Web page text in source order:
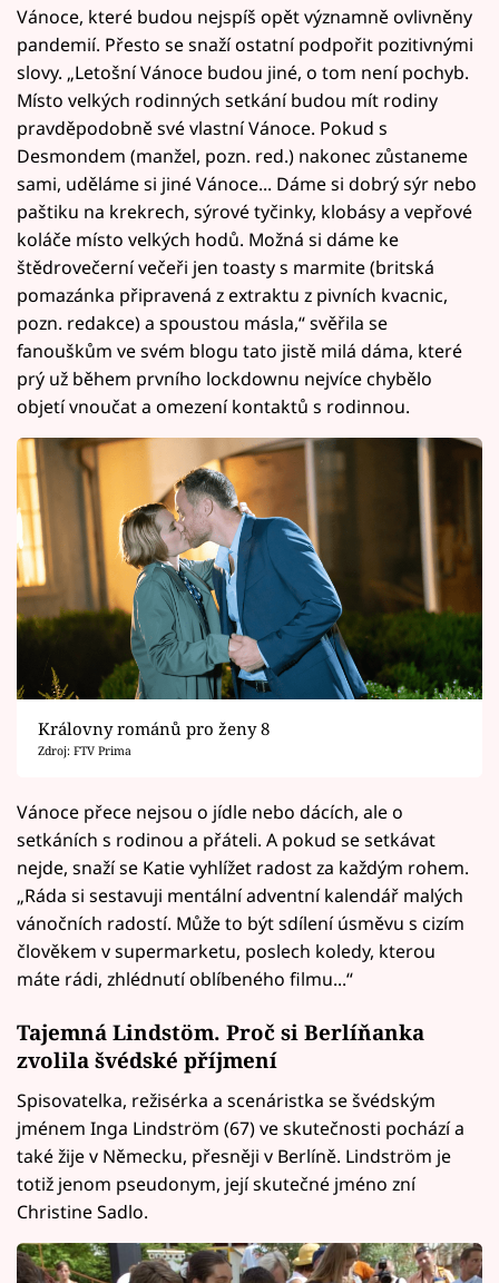
Vánoce, které budou nejspíš opět významně ovlivněny
pandemií. Přesto se snaží ostatní podpořit pozitivnými
slovy. „Letošní Vánoce budou jiné, o tom není pochyb.
Místo velkých rodinných setkání budou mít rodiny
pravděpodobně své vlastní Vánoce. Pokud s
Desmondem (manžel, pozn. red.) nakonec zůstaneme
sami, uděláme si jiné Vánoce... Dáme si dobrý sýr nebo
paštiku na krekrech, sýrové tyčinky, klobásy a vepřové
koláče místo velkých hodů. Možná si dáme ke
štědrovečerní večeři jen toasty s marmite (britská
pomazánka připravená z extraktu z pivních kvacnic,
pozn. redakce) a spoustou másla,“ svěřila se
fanouškům ve svém blogu tato jistě milá dáma, které
prý už během prvního lockdownu nejvíce chybělo
objetí vnoučat a omezení kontaktů s rodinnou.
Královny románů pro ženy 8
Zdroj: FTV Prima
Vánoce přece nejsou o jídle nebo dácích, ale o
setkáních s rodinou a přáteli. A pokud se setkávat
nejde, snaží se Katie vyhlížet radost za každým rohem.
„Ráda si sestavuji mentální adventní kalendář malých
vánočních radostí. Může to být sdílení úsměvu s cizím
člověkem v supermarketu, poslech koledy, kterou
máte rádi, zhlédnutí oblíbeného filmu...“
Tajemná Lindstöm. Proč si Berlíňanka
zvolila švédské příjmení
Spisovatelka, režisérka a scenáristka se švédským
jménem Inga Lindström (67) ve skutečnosti pochází a
také žije v Německu, přesněji v Berlíně. Lindström je
totiž jenom pseudonym, její skutečné jméno zní
Christine Sadlo.